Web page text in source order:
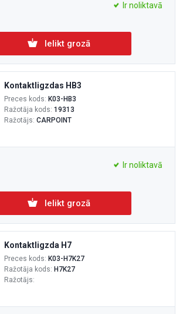
Ir noliktavā
Ielikt grozā
Kontaktligzdas HB3
Preces kods: K03-HB3
Ražotāja kods: 19313
Ražotājs: CARPOINT
Ir noliktavā
Ielikt grozā
Kontaktligzda H7
Preces kods: K03-H7K27
Ražotāja kods: H7K27
Ražotājs: